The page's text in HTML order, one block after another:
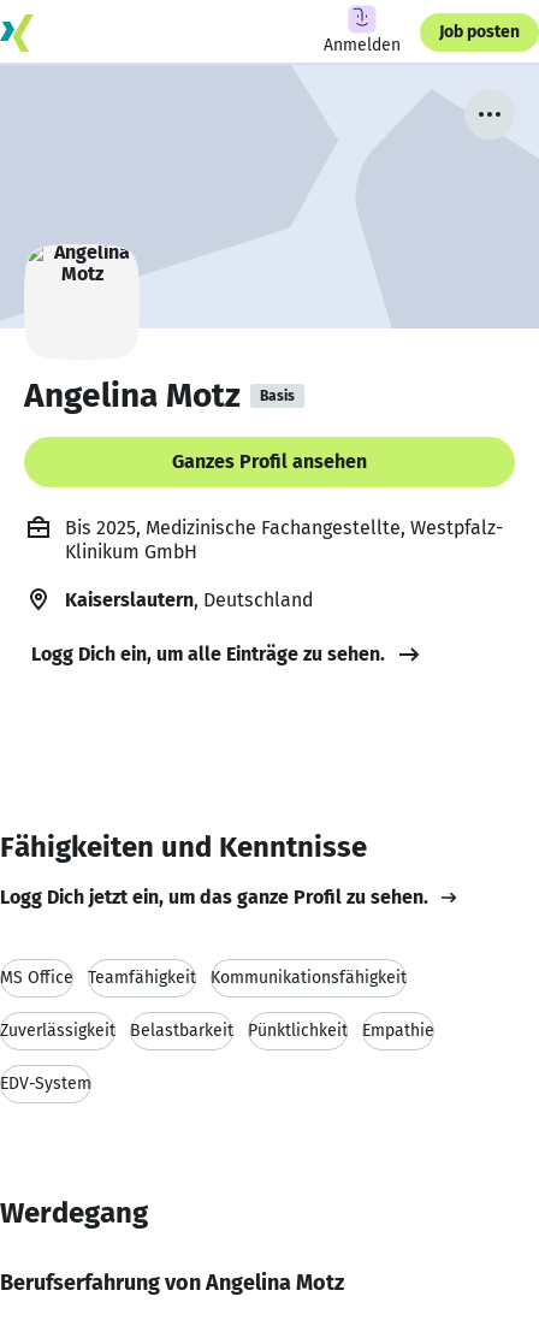
Anmelden
Job posten
Angelina Motz Basis
Ganzes Profil ansehen
Bis 2025, Medizinische Fachangestellte, Westpfalz-
Klinikum GmbH
Kaiserslautern, Deutschland
Logg Dich ein, um alle Einträge zu sehen.
Fähigkeiten und Kenntnisse
Logg Dich jetzt ein, um das ganze Profil zu sehen.
MS Office Teamfähigkeit Kommunikationsfähigkeit
Zuverlässigkeit Belastbarkeit Pünktlichkeit Empathie
EDV-System
Werdegang
Berufserfahrung von Angelina Motz